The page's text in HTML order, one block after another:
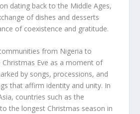
dating back to the Middle Ages,
of dishes and desserts
of coexistence and gratitude.
from Nigeria to
Christmas Eve as a moment of
by songs, processions, and
that affirm identity and unity. In
countries such as the
the longest Christmas season in